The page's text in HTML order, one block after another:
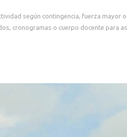
según contingencia, fuerza mayor
cronogramas o cuerpo docente para